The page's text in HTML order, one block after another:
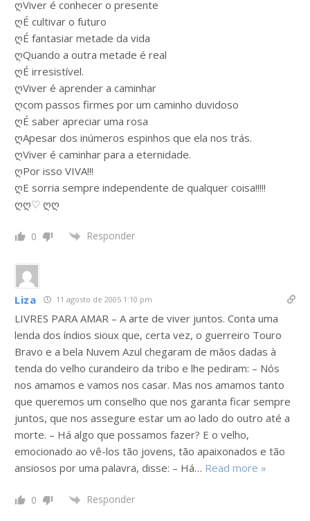
ღViver é conhecer o presente
ღÉ cultivar o futuro
ღÉ fantasiar metade da vida
ღQuando a outra metade é real
ღÉ irresistível.
ღViver é aprender a caminhar
ღcom passos firmes por um caminho duvidoso
ღÉ saber apreciar uma rosa
ღApesar dos inúmeros espinhos que ela nos trás.
ღViver é caminhar para a eternidade.
ღPor isso VIVA!!!
ღE sorria sempre independente de qualquer coisa!!!!!
ღღ♡ ღღ
0 Responder
Liza 11 agosto de 2005 1:10 pm
LIVRES PARA AMAR – A arte de viver juntos. Conta uma
lenda dos índios sioux que, certa vez, o guerreiro Touro
Bravo e a bela Nuvem Azul chegaram de mãos dadas à
tenda do velho curandeiro da tribo e lhe pediram: – Nós
nos amamos e vamos nos casar. Mas nos amamos tanto
que queremos um conselho que nos garanta ficar sempre
juntos, que nos assegure estar um ao lado do outro até a
morte. – Há algo que possamos fazer? E o velho,
emocionado ao vê-los tão jovens, tão apaixonados e tão
ansiosos por uma palavra, disse: – Há… Read more »
0 Responder